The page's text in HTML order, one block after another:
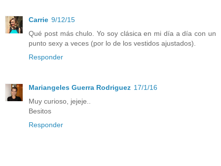
Carrie 9/12/15
Qué post más chulo. Yo soy clásica en mi día a día con un
punto sexy a veces (por lo de los vestidos ajustados).
Responder
Mariangeles Guerra Rodriguez 17/1/16
Muy curioso, jejeje..
Besitos
Responder